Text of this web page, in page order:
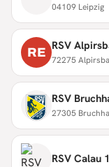
04109 Leipzig
RE RSV
72275
RSV
27305
RSV Calau